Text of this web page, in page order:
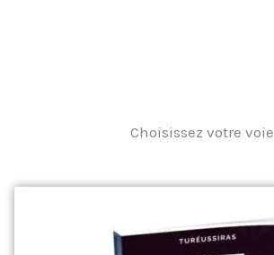
Choisissez votre voie